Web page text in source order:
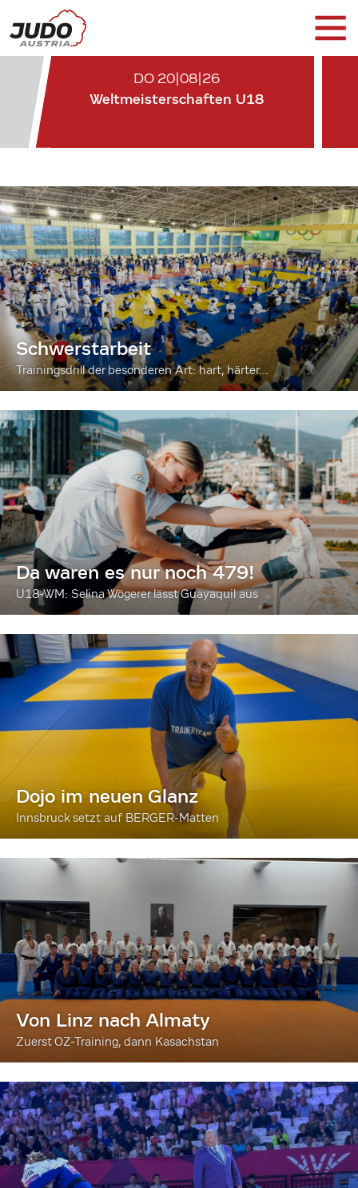
DO 20|08|26
Weltmeisterschaften U18
Schwerstarbeit
Trainingsdrill der besonderen Art: hart, härter...
Da waren es nur noch 479!
U18-WM: Selina Wögerer lässt Guayaquil aus
Dojo im neuen Glanz
Innsbruck setzt auf BERGER-Matten
Von Linz nach Almaty
Zuerst OZ-Training, dann Kasachstan